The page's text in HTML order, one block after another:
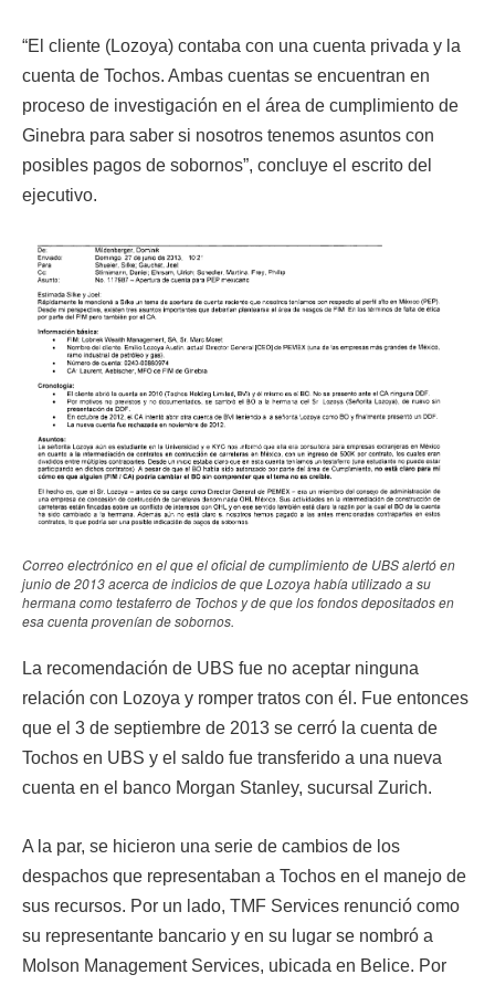
“El cliente (Lozoya) contaba con una cuenta privada y la
cuenta de Tochos. Ambas cuentas se encuentran en
proceso de investigación en el área de cumplimiento de
Ginebra para saber si nosotros tenemos asuntos con
posibles pagos de sobornos”, concluye el escrito del
ejecutivo.
Correo electrónico en el que el oficial de cumplimiento de UBS alertó en
junio de 2013 acerca de indicios de que Lozoya había utilizado a su
hermana como testaferro de Tochos y de que los fondos depositados en
esa cuenta provenían de sobornos.
La recomendación de UBS fue no aceptar ninguna
relación con Lozoya y romper tratos con él. Fue entonces
que el 3 de septiembre de 2013 se cerró la cuenta de
Tochos en UBS y el saldo fue transferido a una nueva
cuenta en el banco Morgan Stanley, sucursal Zurich.
A la par, se hicieron una serie de cambios de los
despachos que representaban a Tochos en el manejo de
sus recursos. Por un lado, TMF Services renunció como
su representante bancario y en su lugar se nombró a
Molson Management Services, ubicada en Belice. Por